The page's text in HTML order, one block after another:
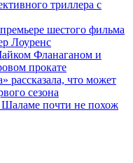
триллера с
шестого фильма
Лоуренс
Фланаганом и
прокате
рассказала, что может
сезона
почти не похож